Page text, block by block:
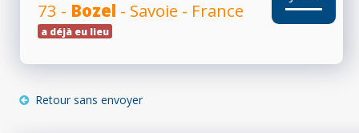
73 - Bozel - Savoie - France
a déjà eu lieu
Retour sans envoyer